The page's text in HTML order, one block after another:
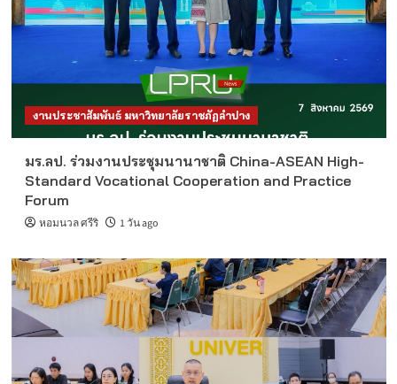
งานประชาสัมพันธ์ มหาวิทยาลัยราชภัฏลำปาง
มร.ลป. ร่วมงานประชุมนานาชาติ China-ASEAN High-
Standard Vocational Cooperation and Practice
Forum
หอมนวล ศรีริ 1 วัน ago